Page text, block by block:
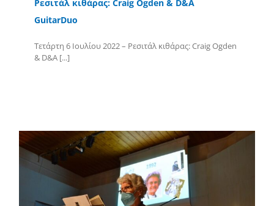
Ρεσιτάλ κιθάρας: Craig Ogden & D&A
GuitarDuo
Τετάρτη 6 Ιουλίου 2022 – Ρεσιτάλ κιθάρας: Craig Ogden
& D&A [...]